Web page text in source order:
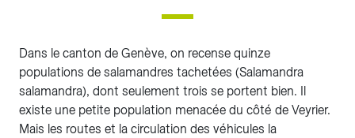
Dans le canton de Genève, on recense quinze
populations de salamandres tachetées (Salamandra
salamandra), dont seulement trois se portent bien. Il
existe une petite population menacée du côté de Veyrier.
Mais les routes et la circulation des véhicules la